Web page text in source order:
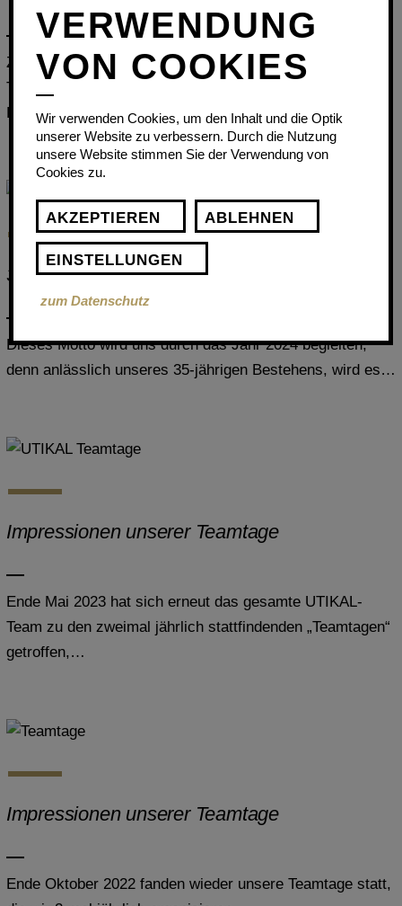
Zwei Tage voller Austausch und neuer Impulse: Unsere
Teamtage waren nicht nur eine Gelegenheit, um
Prozesse…
35 Jahre UTIKAL – bling bling
Dieses Motto wird uns durch das Jahr 2024 begleiten,
denn anlässlich unseres 35-jährigen Bestehens, wird es…
Impressionen unserer Teamtage
Ende Mai 2023 hat sich erneut das gesamte UTIKAL-
Team zu den zweimal jährlich stattfindenden „Teamtagen“
getroffen,…
Impressionen unserer Teamtage
Ende Oktober 2022 fanden wieder unsere Teamtage statt,
VERWENDUNG
VON COOKIES
Wir verwenden Cookies, um den Inhalt und die Optik
unserer Website zu verbessern. Durch die Nutzung
unsere Website stimmen Sie der Verwendung von
Cookies zu.
AKZEPTIEREN ABLEHNEN
EINSTELLUNGEN
zum Datenschutz